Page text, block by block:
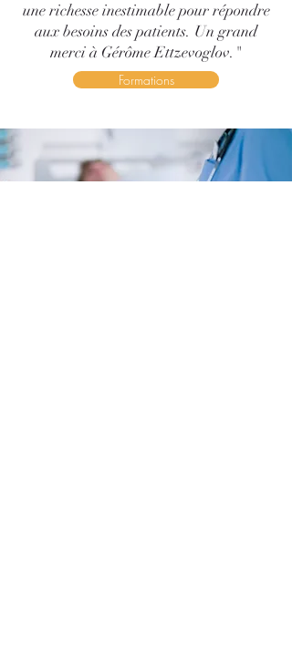
une richesse inestimable pour répondre
aux besoins des patients. Un grand
merci à Gérôme Ettzevoglov."
Formations